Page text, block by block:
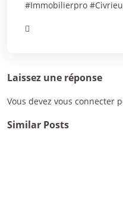
#Immobilierpro
Laissez une réponse
Vous devez vous connecter
Similar Posts